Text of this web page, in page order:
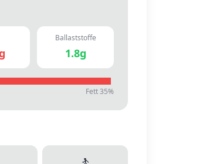
Ballaststoffe
1.8g
Fett35%